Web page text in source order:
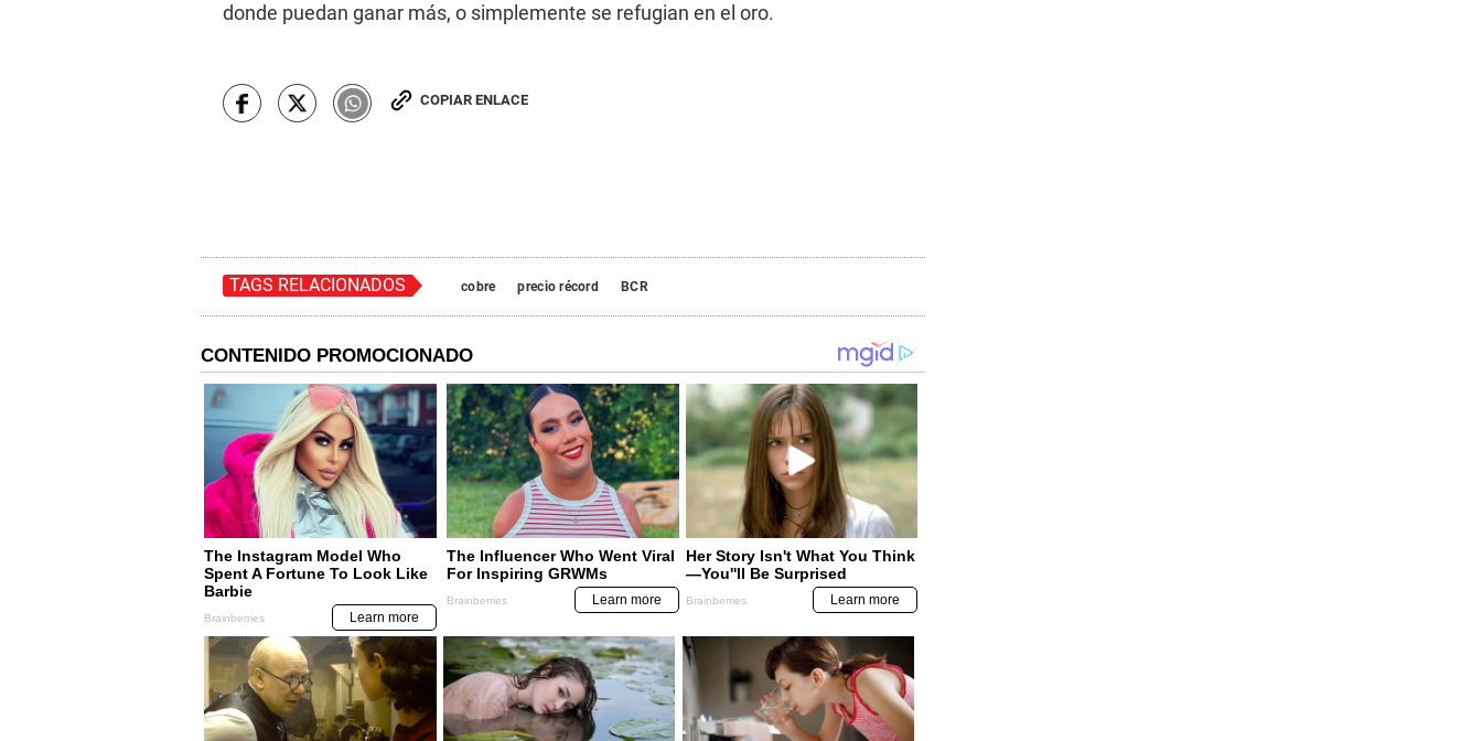
donde puedan ganar más, o simplemente se refugian en el oro.
COPIAR ENLACE
TAGS RELACIONADOS cobre precio récord BCR